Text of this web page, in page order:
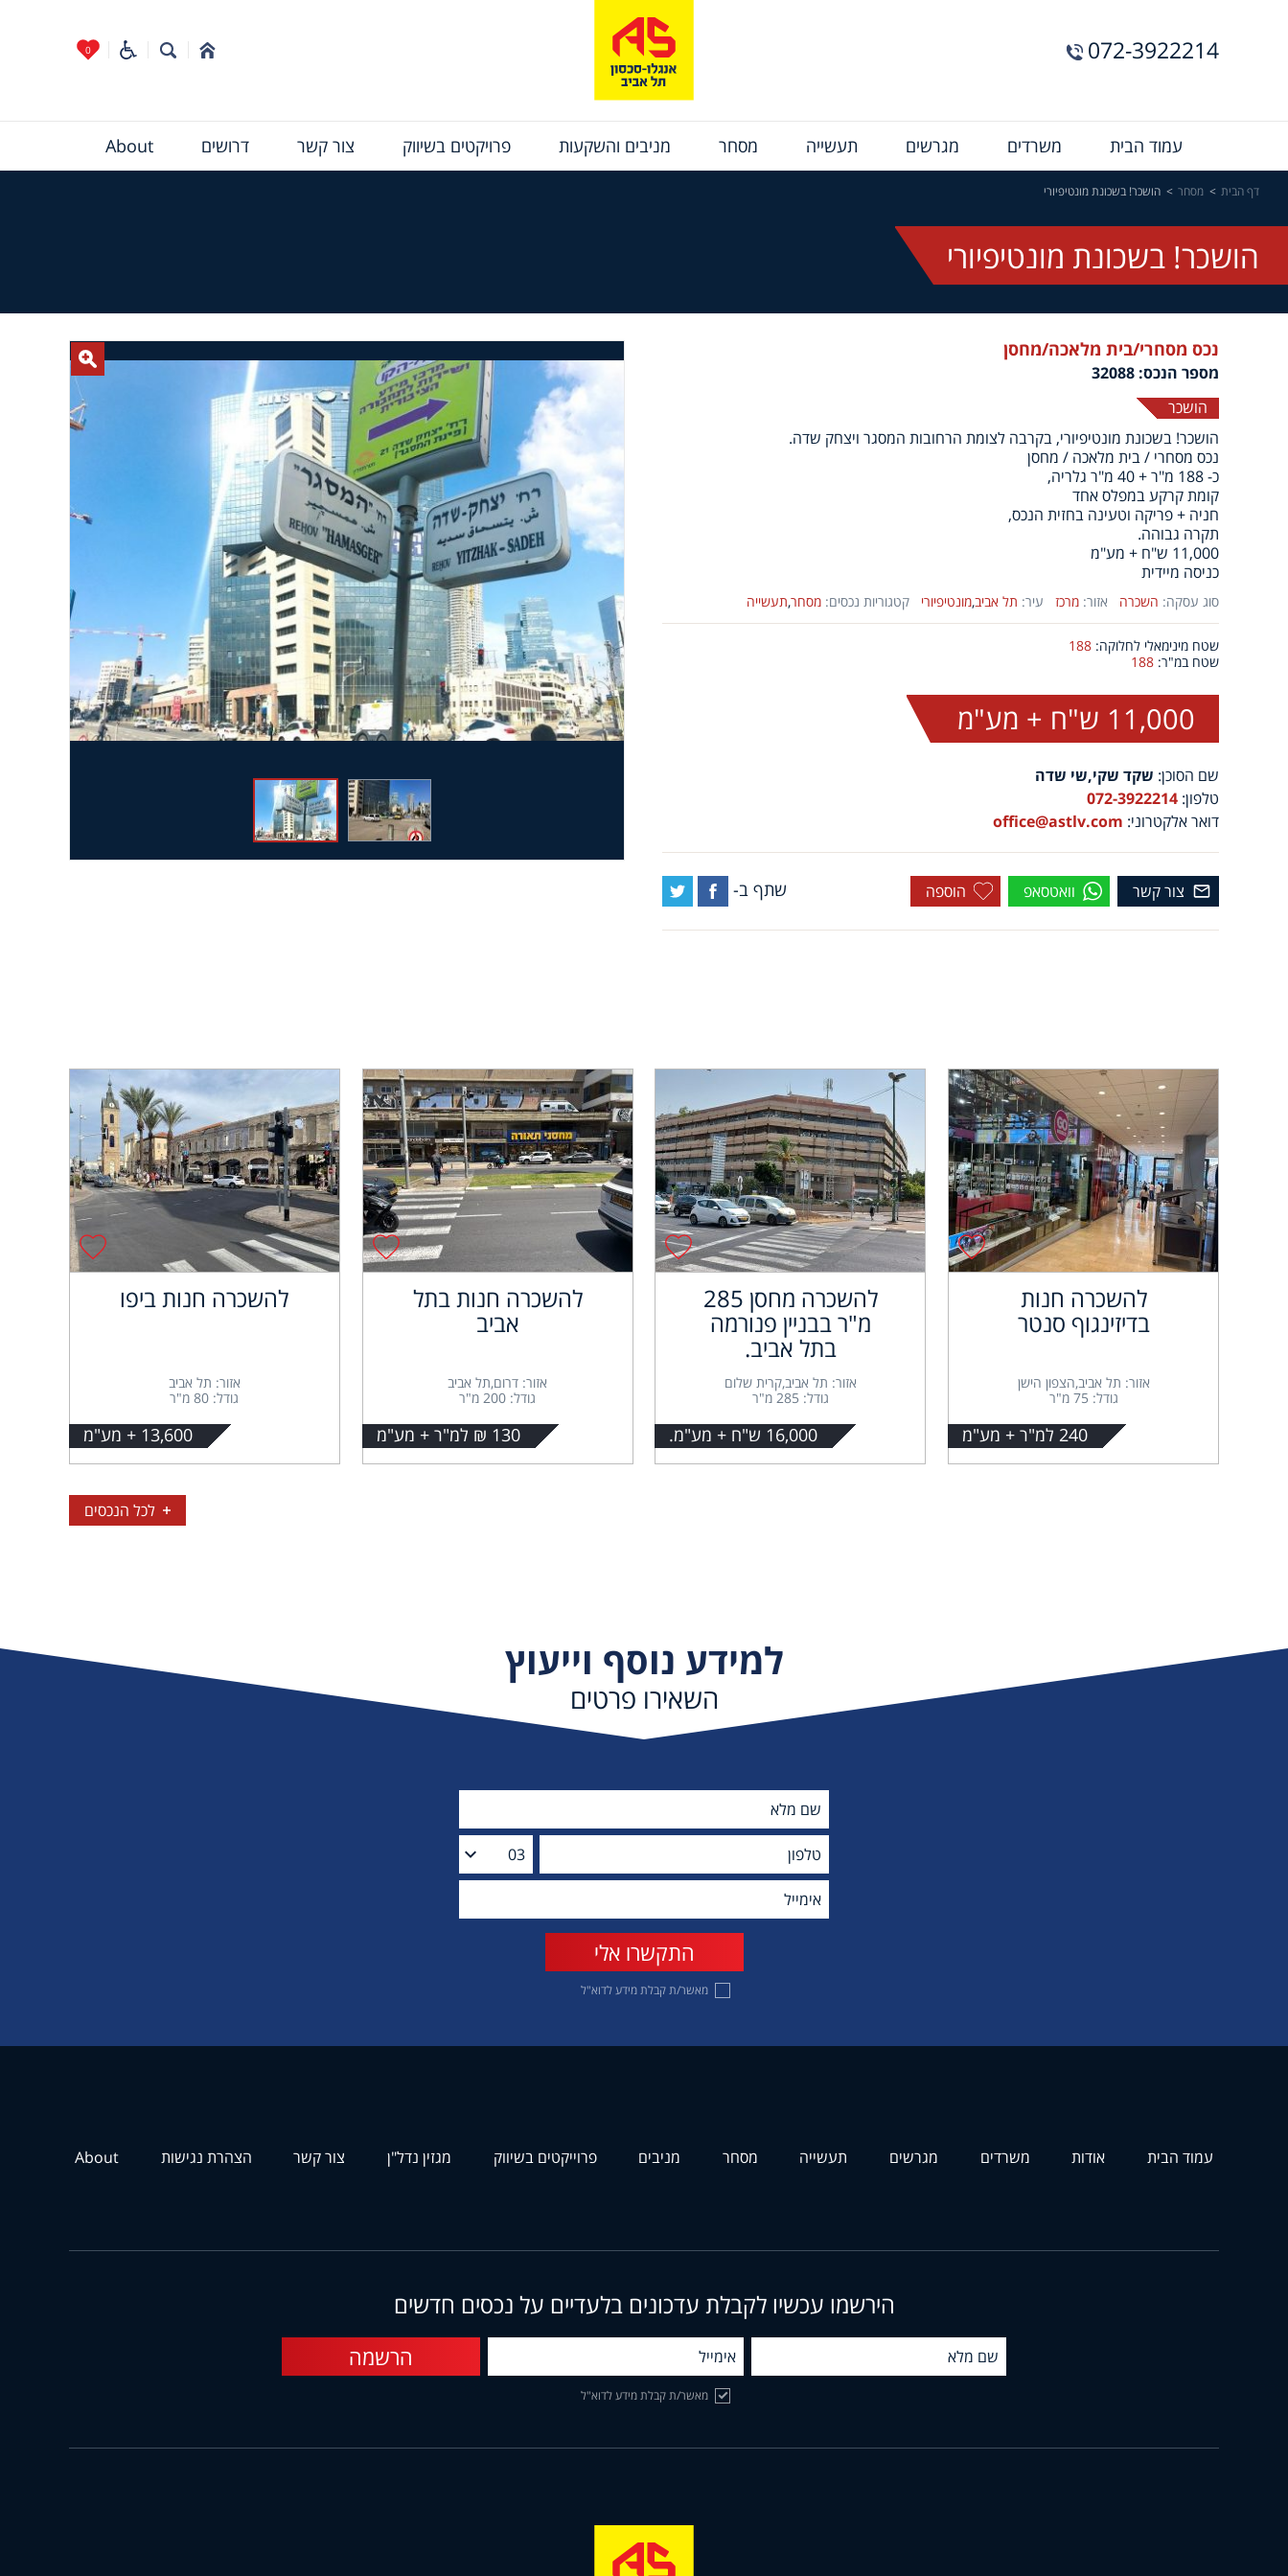
072-3922214
0
עמוד הבית משרדים מגרשים תעשייה מסחר מניבים והשקעות פרויקטים בשיווק צור קשר דרושים About
דף הבית מסחר הושכר! בשכונת מונטיפיורי
הושכר! בשכונת מונטיפיורי
נכס מסחרי/בית מלאכה/מחסן
מספר הנכס: 32088
הושכר
הושכר! בשכונת מונטיפיורי, בקרבה לצומת הרחובות המסגר ויצחק שדה.
נכס מסחרי / בית מלאכה / מחסן
כ- 188 מ"ר + 40 מ"ר גלריה,
קומת קרקע במפלס אחד
חניה + פריקה וטעינה בחזית הנכס,
תקרה גבוהה.
11,000 ש"ח + מע"מ
כניסה מיידית
סוג עסקה: השכרה אזור: מרכז עיר: תל אביב,מונטיפיורי קטגוריות נכסים: מסחר,תעשייה
שטח מינימאלי לחלוקה: 188
שטח במ"ר: 188
11,000 ש"ח + מע"מ
שם הסוכן: שקד שקי,שי שדה
טלפון: 072-3922214
דואר אלקטרוני: office@astlv.com
צור קשר וואטסאפ הוספה שתף ב-
להשכרה חנות
בדיזינגוף סנטר
אזור: תל אביב,הצפון הישן
גודל: 75 מ"ר
240 למ"ר + מע"מ
להשכרה מחסן 285
מ"ר בבניין פנורמה
בתל אביב.
אזור: תל אביב,קרית שלום
גודל: 285 מ"ר
16,000 ש"ח + מע"מ.
להשכרה חנות בתל
אביב
אזור: דרום,תל אביב
גודל: 200 מ"ר
130 ₪ למ"ר + מע"מ
להשכרה חנות ביפו
אזור: תל אביב
גודל: 80 מ"ר
13,600 + מע"מ
לכל הנכסים
למידע נוסף וייעוץ
השאירו פרטים
מאשר/ת קבלת מידע לדוא"ל
עמוד הבית אודות משרדים מגרשים תעשייה מסחר מניבים פרוייקטים בשיווק מגזין נדל"ן צור קשר הצהרת נגישות About
הירשמו עכשיו לקבלת עדכונים בלעדיים על נכסים חדשים
מאשר/ת קבלת מידע לדוא"ל